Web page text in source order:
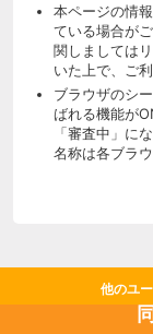
本ページの情
ている場合が
関しましては
いた上で、ご
ブラウザのシ
ばれる機能が
「審査中」に
名称は各ブラ
他のユ